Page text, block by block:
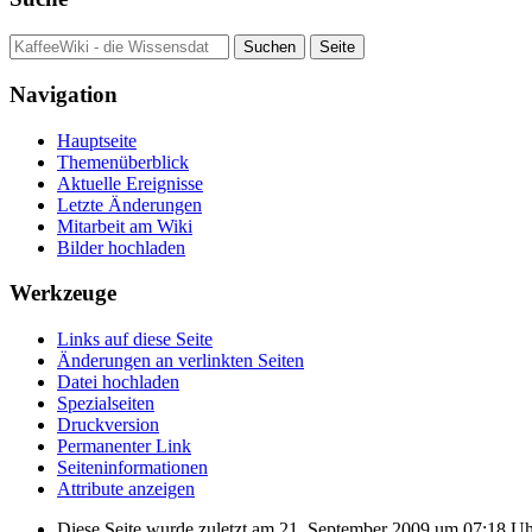
Navigation
Hauptseite
Themenüberblick
Aktuelle Ereignisse
Letzte Änderungen
Mitarbeit am Wiki
Bilder hochladen
Werkzeuge
Links auf diese Seite
Änderungen an verlinkten Seiten
Datei hochladen
Spezialseiten
Druckversion
Permanenter Link
Seiten­informationen
Attribute anzeigen